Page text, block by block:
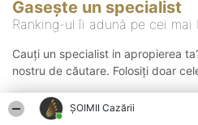
ȘOIMII Cazării
Gasește un specialist
Ranking-ul îi adună pe cei
Cauți un specialist in apropierea
nostru de căutare. Folosiți doar